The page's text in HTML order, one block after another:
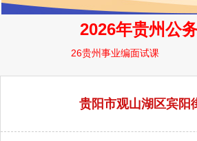
贵阳市观山湖区宾阳